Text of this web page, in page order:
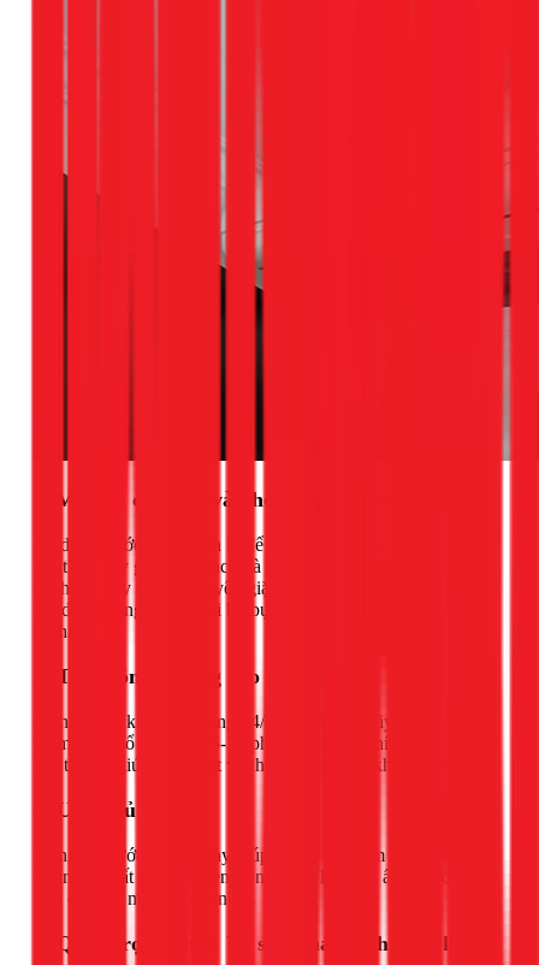
4. Vệ sinh cá nhân và phòng ngủ thường xuyên
Sử dụng nước muối sinh lý để rửa mũi trước khi ngủ và sau
khi thức dậy giúp làm sạch và giữ ẩm cho niêm mạc. Bên
cạnh đó, hãy thường xuyên giặt giũ chăn, ga, gối, rèm cửa và
lau dọn phòng ốc để loại bỏ bụi bẩn, giảm gánh nặng cho hệ
hô hấp.
5. Tạo thông thoáng cho căn phòng
Đừng đóng kín cửa phòng 24/7. Mỗi ngày, hãy tắt máy lạnh
và mở cửa sổ khoảng 15-30 phút để không khí tự nhiên được
lưu thông, giúp giảm bớt vi khuẩn và không khí tù đọng.
6. Uống đủ nước
Uống đủ nước trong ngày giúp cơ thể và niêm mạc mũi
không bị mất nước từ bên trong. Một ly nước ấm trước khi
ngủ cũng là một lựa chọn tốt.
7. Quan trọng nhất: Vệ sinh máy lạnh định kỳ